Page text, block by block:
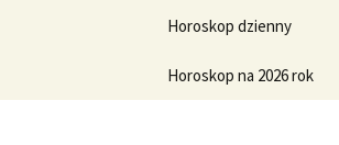
treściHoroskop dzienny
Horoskop na 2026 rok